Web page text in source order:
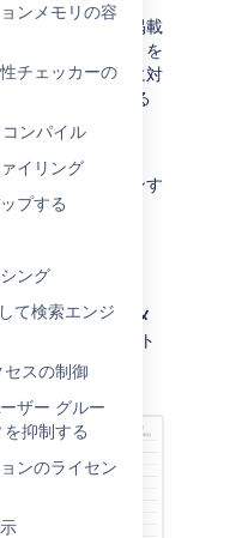
ンメモリの容
チェッカーの
ンパイル
イリング
プする
ング
て検索エンジ
スの制御
ザー グルー
抑制する
ンのライセン
ページに一覧を掲載
ィの統計の見積りを
する問い合わせに対
支援を手助けする
Jira 管理者
ーとしてログインす
バーから [
択します。
> [インストゥルメ
選択して、インスト
ージを表示しま